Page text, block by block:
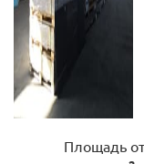
Площадь